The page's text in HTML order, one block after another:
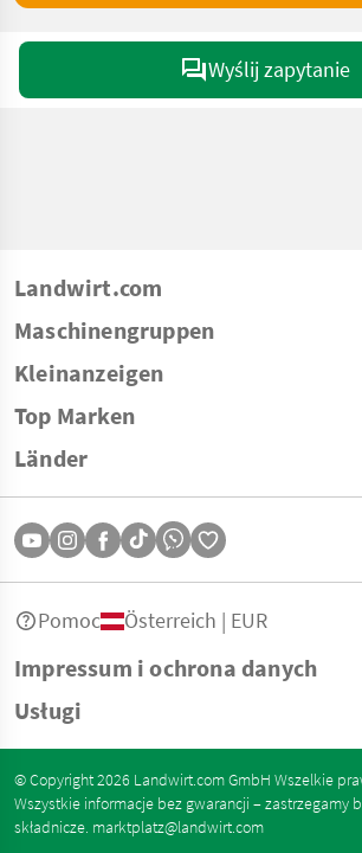
Wyślij zapytanie
Landwirt.com
Maschinengruppen
Kleinanzeigen
Top Marken
Länder
Impressum i ochrona danych
Usługi
Pomoc Österreich | EUR
© Copyright 2026 Landwirt.com GmbH Wszelkie
Wszystkie informacje bez gwarancji – zastrzegamy
składnicze. marktplatz@landwirt.com